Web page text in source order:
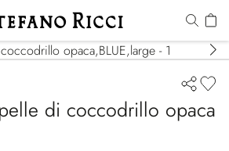
di coccodrillo opaca